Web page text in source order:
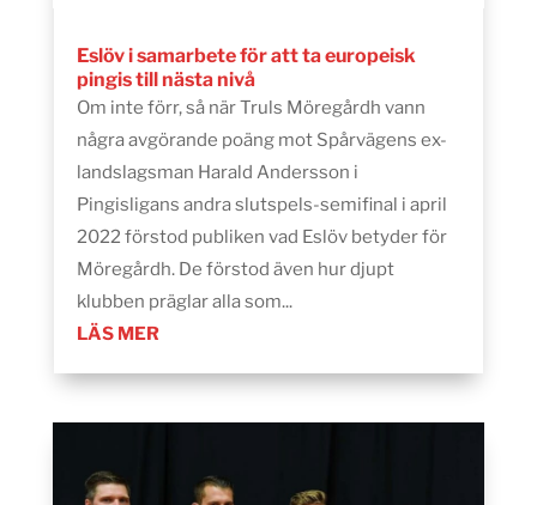
Eslöv i samarbete för att ta europeisk
pingis till nästa nivå
Om inte förr, så när Truls Möregårdh vann
några avgörande poäng mot Spårvägens ex-
landslagsman Harald Andersson i
Pingisligans andra slutspels-semifinal i april
2022 förstod publiken vad Eslöv betyder för
Möregårdh. De förstod även hur djupt
klubben präglar alla som...
LÄS MER